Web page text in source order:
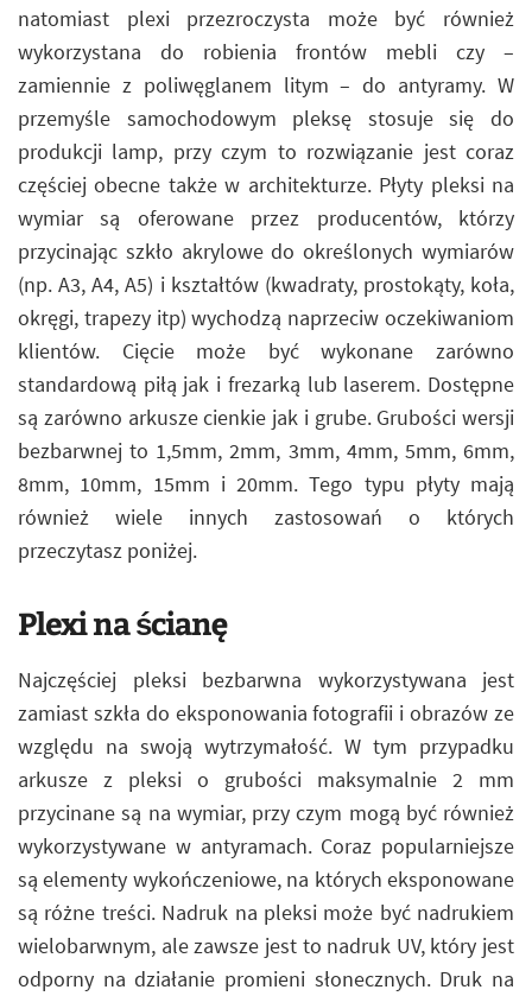
natomiast plexi przezroczysta może być również
wykorzystana do robienia frontów mebli czy –
zamiennie z poliwęglanem litym – do antyramy. W
przemyśle samochodowym pleksę stosuje się do
produkcji lamp, przy czym to rozwiązanie jest coraz
częściej obecne także w architekturze. Płyty pleksi na
wymiar są oferowane przez producentów, którzy
przycinając szkło akrylowe do określonych wymiarów
(np. A3, A4, A5) i kształtów (kwadraty, prostokąty, koła,
okręgi, trapezy itp) wychodzą naprzeciw oczekiwaniom
klientów. Cięcie może być wykonane zarówno
standardową piłą jak i frezarką lub laserem. Dostępne
są zarówno arkusze cienkie jak i grube. Grubości wersji
bezbarwnej to 1,5mm, 2mm, 3mm, 4mm, 5mm, 6mm,
8mm, 10mm, 15mm i 20mm. Tego typu płyty mają
również wiele innych zastosowań o których
przeczytasz poniżej.
Plexi na ścianę
Najczęściej pleksi bezbarwna wykorzystywana jest
zamiast szkła do eksponowania fotografii i obrazów ze
względu na swoją wytrzymałość. W tym przypadku
arkusze z pleksi o grubości maksymalnie 2 mm
przycinane są na wymiar, przy czym mogą być również
wykorzystywane w antyramach. Coraz popularniejsze
są elementy wykończeniowe, na których eksponowane
są różne treści. Nadruk na pleksi może być nadrukiem
wielobarwnym, ale zawsze jest to nadruk UV, który jest
odporny na działanie promieni słonecznych. Druk na